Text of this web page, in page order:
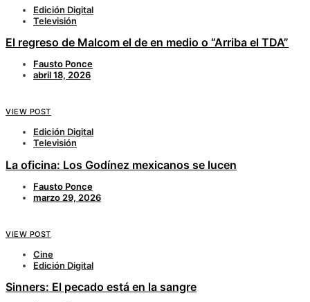
Edición Digital
Televisión
El regreso de Malcom el de en medio o “Arriba el TDA”
Fausto Ponce
abril 18, 2026
VIEW POST
Edición Digital
Televisión
La oficina: Los Godínez mexicanos se lucen
Fausto Ponce
marzo 29, 2026
VIEW POST
Cine
Edición Digital
Sinners: El pecado está en la sangre